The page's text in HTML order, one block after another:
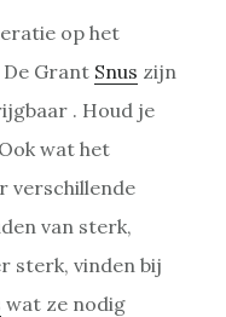
op het
De Grant Snus zijn
. Houd je
wat het
verschillende
van sterk,
sterk, vinden bij
wat ze nodig